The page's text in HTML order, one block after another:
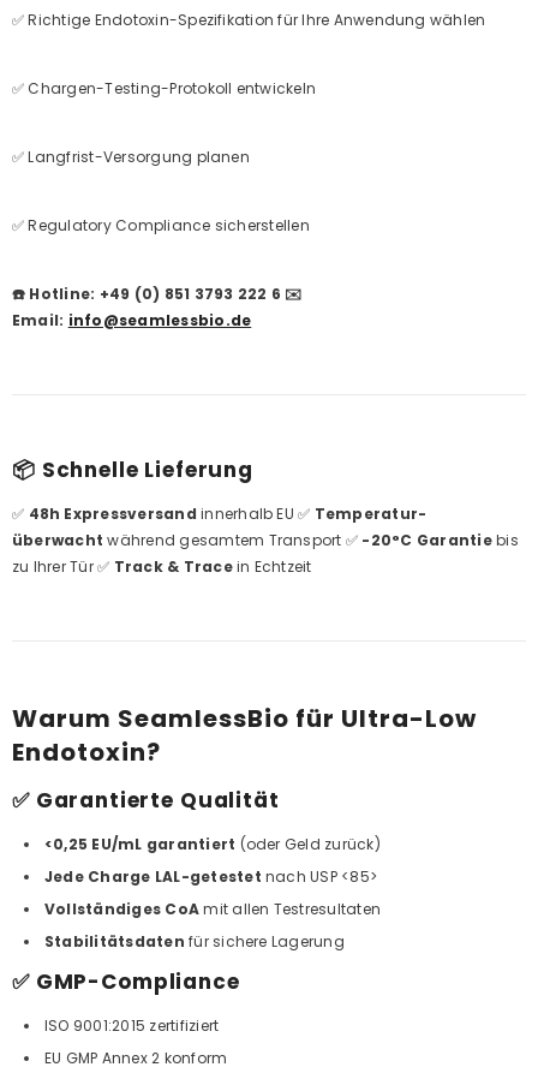
✅ Richtige Endotoxin-Spezifikation für Ihre Anwendung wählen
✅ Chargen-Testing-Protokoll entwickeln
✅ Langfrist-Versorgung planen
✅ Regulatory Compliance sicherstellen
☎️ Hotline: +49 (0) 851 3793 222 6‬ ✉️
Email: info@seamlessbio.de
📦 Schnelle Lieferung
✅ 48h Expressversand innerhalb EU ✅ Temperatur-
überwacht während gesamtem Transport ✅ -20°C Garantiebis
zu Ihrer Tür ✅ Track & Tracein Echtzeit
Warum SeamlessBio für Ultra-Low
Endotoxin?
✅ Garantierte Qualität
<0,25 EU/mL garantiert (oder Geld zurück)
Jede Charge LAL-getestet nach USP <85>
Vollständiges CoAmit allen Testresultaten
Stabilitätsdaten für sichere Lagerung
✅ GMP-Compliance
ISO 9001:2015 zertifiziert
EU GMP Annex 2 konform